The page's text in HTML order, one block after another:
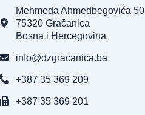
Mehmeda Ahmedbegovića 50
75320 Gračanica
Bosna i Hercegovina
info@dzgracanica.ba
+387 35 369 209
+387 35 369 201